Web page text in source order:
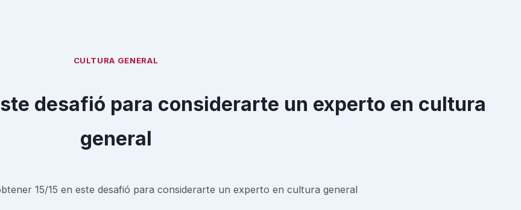
CULTURA GENERAL
desafió para considerarte un experto en cultura
general
15/15 en este desafió para considerarte un experto en cultura general